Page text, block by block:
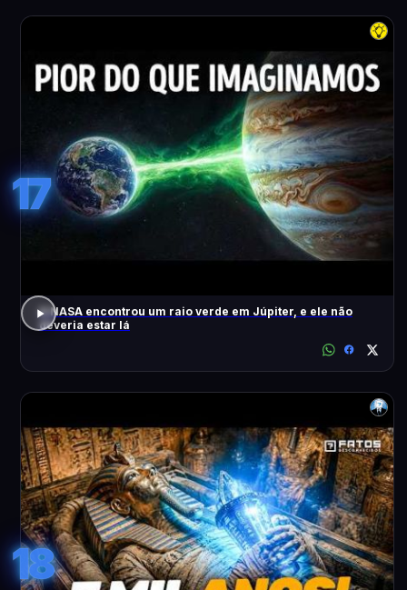
17
A NASA encontrou um raio verde em Júpiter, e ele não
deveria estar lá
18